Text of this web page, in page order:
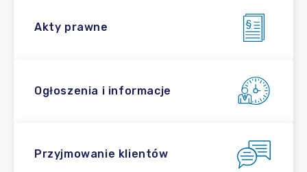
Akty prawne
Ogłoszenia i informacje
Przyjmowanie klientów